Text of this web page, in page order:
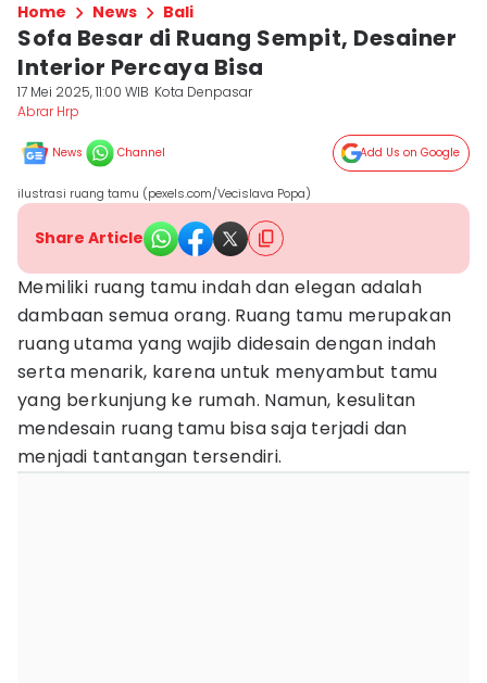
Home News Bali
Sofa Besar di Ruang Sempit, Desainer
Interior Percaya Bisa
17 Mei 2025, 11:00 WIB Kota Denpasar
Abrar Hrp
News Channel Add Us on Google
ilustrasi ruang tamu (pexels.com/Vecislava Popa)
Share Article
Memiliki ruang tamu indah dan elegan adalah
dambaan semua orang. Ruang tamu merupakan
ruang utama yang wajib didesain dengan indah
serta menarik, karena untuk menyambut tamu
yang berkunjung ke rumah. Namun, kesulitan
mendesain ruang tamu bisa saja terjadi dan
menjadi tantangan tersendiri.